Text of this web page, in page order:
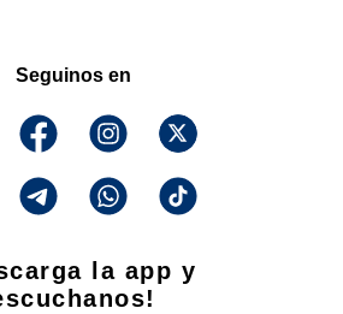
Seguinos en
la app y